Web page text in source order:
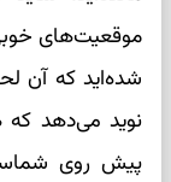
موقعیت‌های
شده‌اید که آن
نوید می‌دهد
پیش روی